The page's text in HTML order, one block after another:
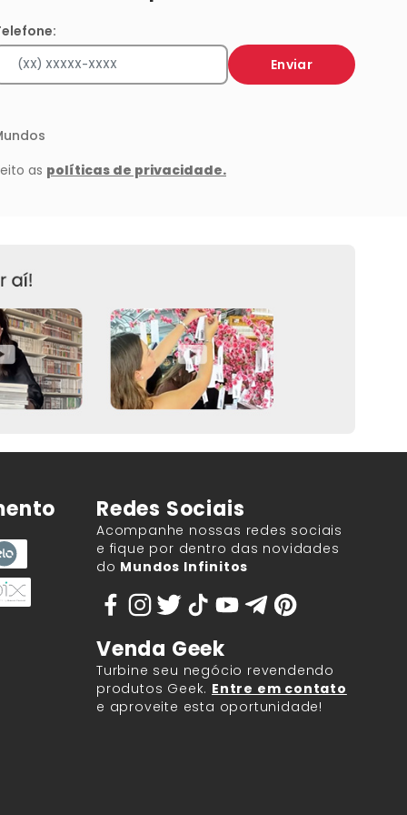
Redes Sociais
Acompanhe nossas redes sociais
e fique por dentro das novidades
do Mundos Infinitos
Venda Geek
Turbine seu negócio revendendo
produtos Geek. Entre em contato
e aproveite esta oportunidade!